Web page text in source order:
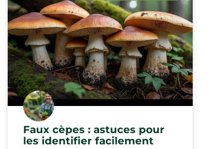
Faux cèpes : astuces pour
les identifier facilement